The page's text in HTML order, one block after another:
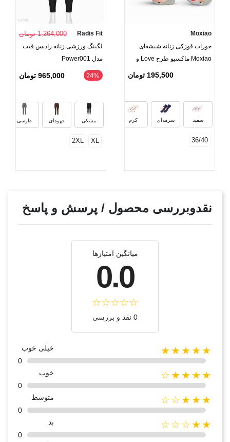
Moxiao
جوراب قوزکی زنانه شیشه‌ای
Moxiao ماکسیو طرح Love و
195,500 تومان
سفید سرمه‌ای کرم
خاکستری روشن
36/40
Radis Fit 1,264,000 تومان
لگینگ ورزشی زنانه رادیس فیت
مدل Power001
24% 965,000 تومان
مشکی قهوه‌ای طوسی
XL
2XL
نقدوبررسی محصول / پرسش و پاسخ
میانگین امتیازها
0.0
0 نقد و بررسی
★★★★★
خیلی خوب
0
★★★★☆
خوب
0
★★★☆☆
متوسط
0
★★☆☆☆
بد
0